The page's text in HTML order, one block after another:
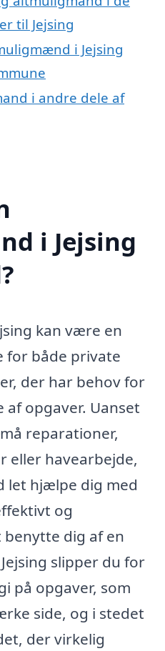
til Jejsing
i Jejsing
i andre dele af
i Jejsing
kan være en
for både private
der har behov for
opgaver. Uanset
reparationer,
eller havearbejde,
let hjælpe dig med
og
benytte dig af en
slipper du for
på opgaver, som
side, og i stedet
der virkelig